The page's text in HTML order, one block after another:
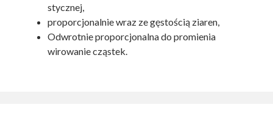
stycznej,
proporcjonalnie wraz ze gęstością ziaren,
Odwrotnie proporcjonalna do promienia
wirowanie cząstek.